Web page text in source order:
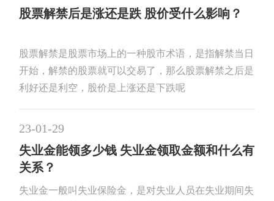
股票解禁后是涨还是跌 股价受什么影响？
股票解禁是股票市场上的一种股市术语，是指解禁当日
开始，解禁的股票就可以交易了，那么股票解禁之后是
利好还是利空，股价是上涨还是下跌呢
23-01-29
失业金能领多少钱 失业金领取金额和什么有
关系？
失业金一般叫失业保险金，是对失业人员在失业期间失